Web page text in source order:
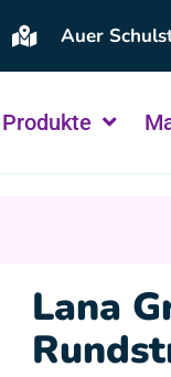
Auer
Produkte
Lana